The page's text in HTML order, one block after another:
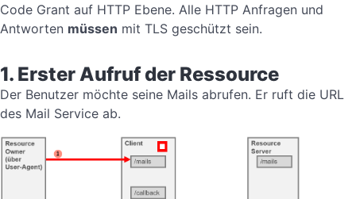
Code Grant auf HTTP Ebene. Alle HTTP Anfragen und
Antworten müssen mit TLS geschützt sein.
1. Erster Aufruf der Ressource
Der Benutzer möchte seine Mails abrufen. Er ruft die URL
des Mail Service ab.